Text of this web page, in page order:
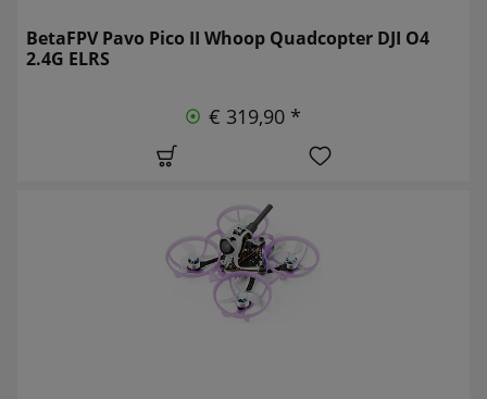
BetaFPV Pavo Pico II Whoop Quadcopter DJI O4
2.4G ELRS
€ 319,90 *